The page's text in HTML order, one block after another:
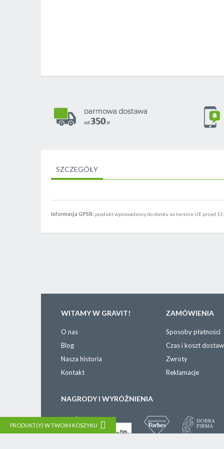
to
images
SZCZEGÓŁY
Informacja GPSR: produkt wprowadzony do obrotu na terenie UE przed
WITAMY W GRAVIT!
O nas
Blog
Nasza historia
Kontakt
ZAMÓWIENIA
Sposoby płatności
Czas i koszt
Zwroty
Reklamacje
NAGRODY I WYRÓŻNIENIA
PRODUKT(Y) W TWOIM KOSZYKU